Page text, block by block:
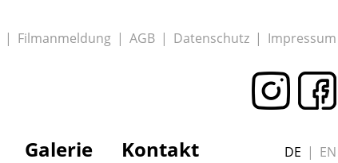
Filmanmeldung AGB Datenschutz Impressum
Galerie Kontakt DE EN